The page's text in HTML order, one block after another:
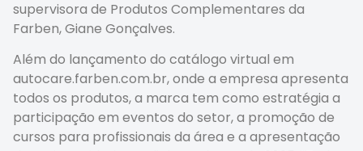
supervisora de Produtos Complementares da
Farben, Giane Gonçalves.
Além do lançamento do catálogo virtual em
autocare.farben.com.br, onde a empresa apresenta
todos os produtos, a marca tem como estratégia a
participação em eventos do setor, a promoção de
cursos para profissionais da área e a apresentação